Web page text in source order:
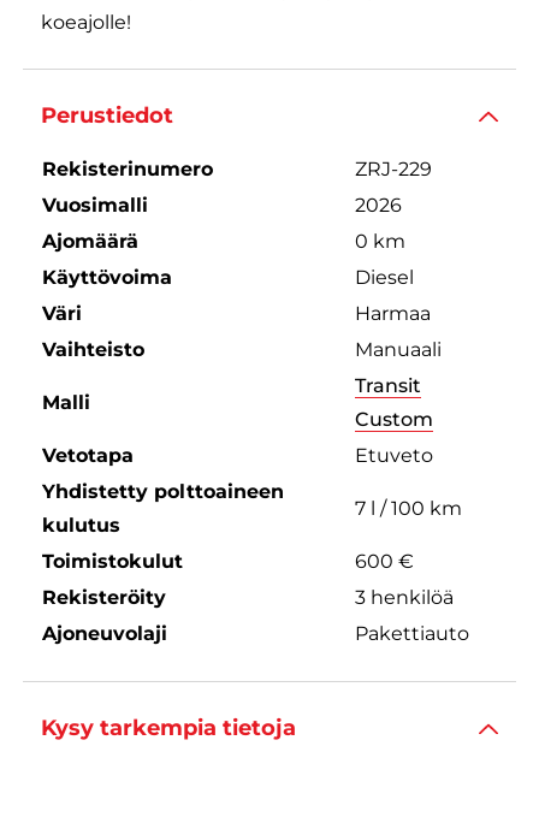
koeajolle!
Perustiedot
Rekisterinumero
ZRJ-229
Vuosimalli
2026
Ajomäärä
0 km
Käyttövoima
Diesel
Väri
Harmaa
Vaihteisto
Manuaali
Malli
Transit
Custom
Vetotapa
Etuveto
Yhdistetty polttoaineen
kulutus
7 l / 100 km
Toimistokulut
600 €
Rekisteröity
3 henkilöä
Ajoneuvolaji
Pakettiauto
Kysy tarkempia tietoja